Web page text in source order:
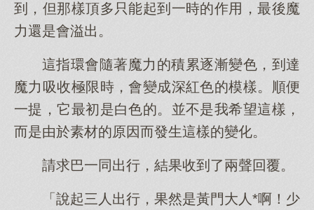
到，但那樣頂多只能起到一時的作用，最後魔
力還是會溢出。
這指環會隨著魔力的積累逐漸變色，到達
魔力吸收極限時，會變成深紅色的模樣。順便
一提，它最初是白色的。並不是我希望這樣，
而是由於素材的原因而發生這樣的變化。
請求巴一同出行，結果收到了兩聲回覆。
「說起三人出行，果然是黃門大人*啊！少